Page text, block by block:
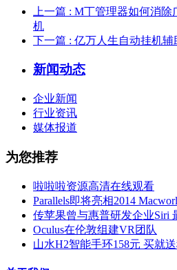
上一篇 : M丅管理器如何消除
机
下一篇 : 亿万人生自动挂机辅
新闻动态
企业新闻
行业资讯
媒体报道
为您推荐
啦啦啦资源高清在线观看
Parallels即将亮相2014
传苹果曾与惠普研发企业Siri
Oculus在伦敦组建VR团队
山水H2智能手环158元 买就